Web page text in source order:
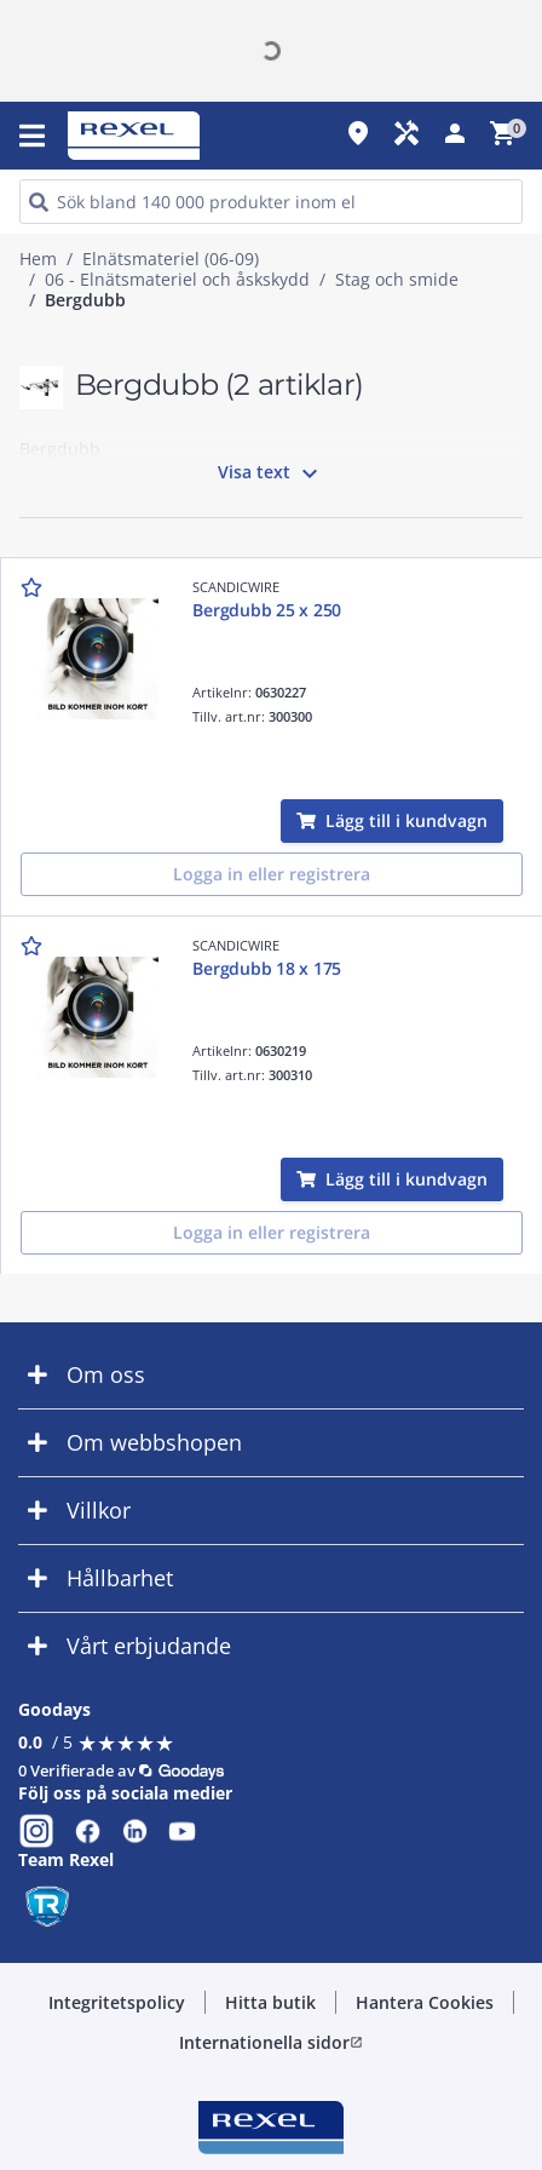
place handyman person shopping_cart0
Hem
Elnätsmateriel (06-09)
06 - Elnätsmateriel och åskskydd
Stag och smide
Bergdubb
Bergdubb (2 artiklar)
Bergdubb
Visa text 
SCANDICWIRE
Bergdubb 25 x 250
Artikelnr:0630227
Tillv. art.nr:300300
Lägg till i kundvagn
Logga in eller registrera
SCANDICWIRE
Bergdubb 18 x 175
Artikelnr:0630219
Tillv. art.nr:300310
Lägg till i kundvagn
Logga in eller registrera
Om oss
Om webbshopen
Villkor
Hållbarhet
Vårt erbjudande
Goodays
0.0 / 5 ★★★★★
★★★★★
0 Verifierade av
Följ oss på sociala medier
Team Rexel
Integritetspolicy Hitta butik
Hantera Cookies
Internationella sidoropen_in_new